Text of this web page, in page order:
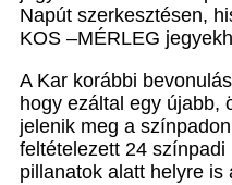
Napút szerkesztésen,
KOS –MÉRLEG
A Kar korábbi
hogy ezáltal egy újabb,
jelenik meg a
feltételezett 24
pillanatok alatt helyre is